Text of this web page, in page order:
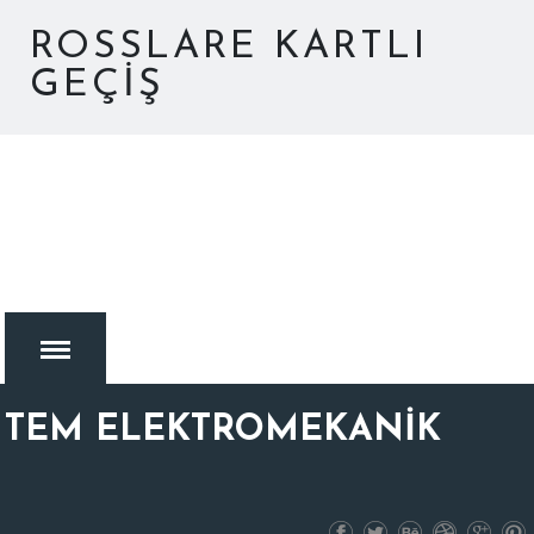
ROSSLARE KARTLI
GEÇIŞ
TEM ELEKTROMEKANİK
MENU